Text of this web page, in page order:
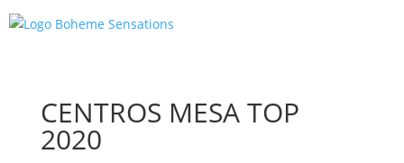
CENTROS MESA TOP
2020